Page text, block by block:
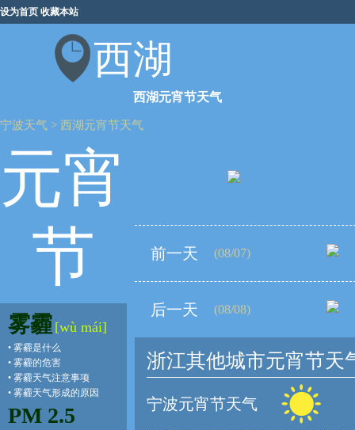
设为首页 收藏本站
西湖
西湖元宵节天气
宁波天气 > 西湖元宵节天气
元宵
节
雾霾 [wù mái]
• 雾霾是什么
• 雾霾的危害
• 雾霾天气注意事项
• 雾霾天气形成的原因
PM 2.5
前一天 (08/07)
后一天 (08/08)
浙江其他城市元宵节天
宁波元宵节天气